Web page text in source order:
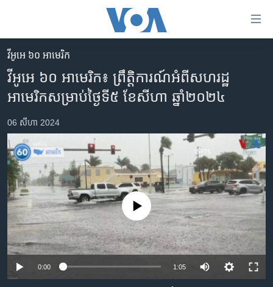
គេហទំព័រ​
ទាក់ទង
រំលង​
និង​
ទៅ​​
ទំព័រ​
ព័ត៌មាន​​
តែ​
ម្តង
រំលង​
និង​
ចូល​
ទៅ​
រចនា
កម្ពុជា
អន្តរជាតិ
ហេឡូវីអូអេ
កម្ពុជាច្នៃប្រតិដ្ឋ
ព្រឹត្តិការណ៍ព័ត៌មាន
ទូរទស្សន៍ / វីដេអូ​
វិទ្យុ / ផតខាសថ៍
កម្មវិធីទាំងអស់
វីអូអេ ៦០ អាមេរិក
វីអូអេ ៦០ អាមេរិក៖ ព្រឹត្តិការណ៍​អំពី​សហរដ្ឋ​
អាមេរិក​សម្រាប់​ថ្ងៃទី៥ ខែ​សីហា ឆ្នាំ២០២៤
06 សីហា 2024
No media source currently available
0:00 1:05